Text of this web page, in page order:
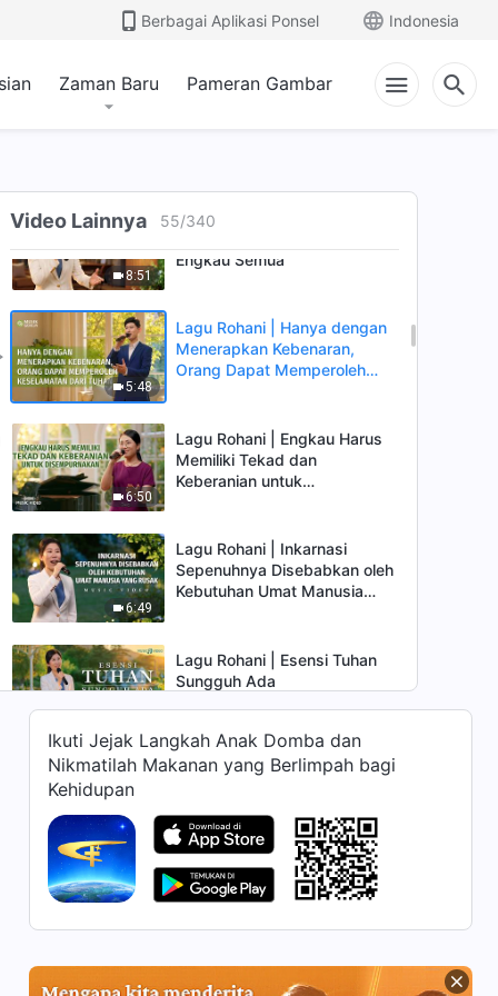
Berbagai Aplikasi Ponsel Indonesia
Zaman Baru Pameran Gambar
Video Lainnya 55/340
Manusia Harus Menyembah
8:51
Lagu Rohani | Inkarnasi Tuhan
Engkau Semua
5:48
Lagu Rohani | Hanya dengan
Menerapkan Kebenaran,
Orang Dapat Memperoleh
6:50
Lagu Rohani | Engkau Harus
Memiliki Tekad dan
Keberanian untuk
6:49
Lagu Rohani | Inkarnasi
Sepenuhnya Disebabkan oleh
Kebutuhan Umat Manusia
Lagu Rohani | Esensi Tuhan
Sungguh Ada
7:21
Lagu Rohani | Jalan yang
akan Tuhan dan Menjauhi
Kejahatan
Lagu Rohani | Esensi Kristus
Adalah Tuhan
Lagu Rohani | Percaya
Ikuti Jejak Langkah Anak Domba dan
Nikmatilah Makanan yang Berlimpah bagi
Kehidupan